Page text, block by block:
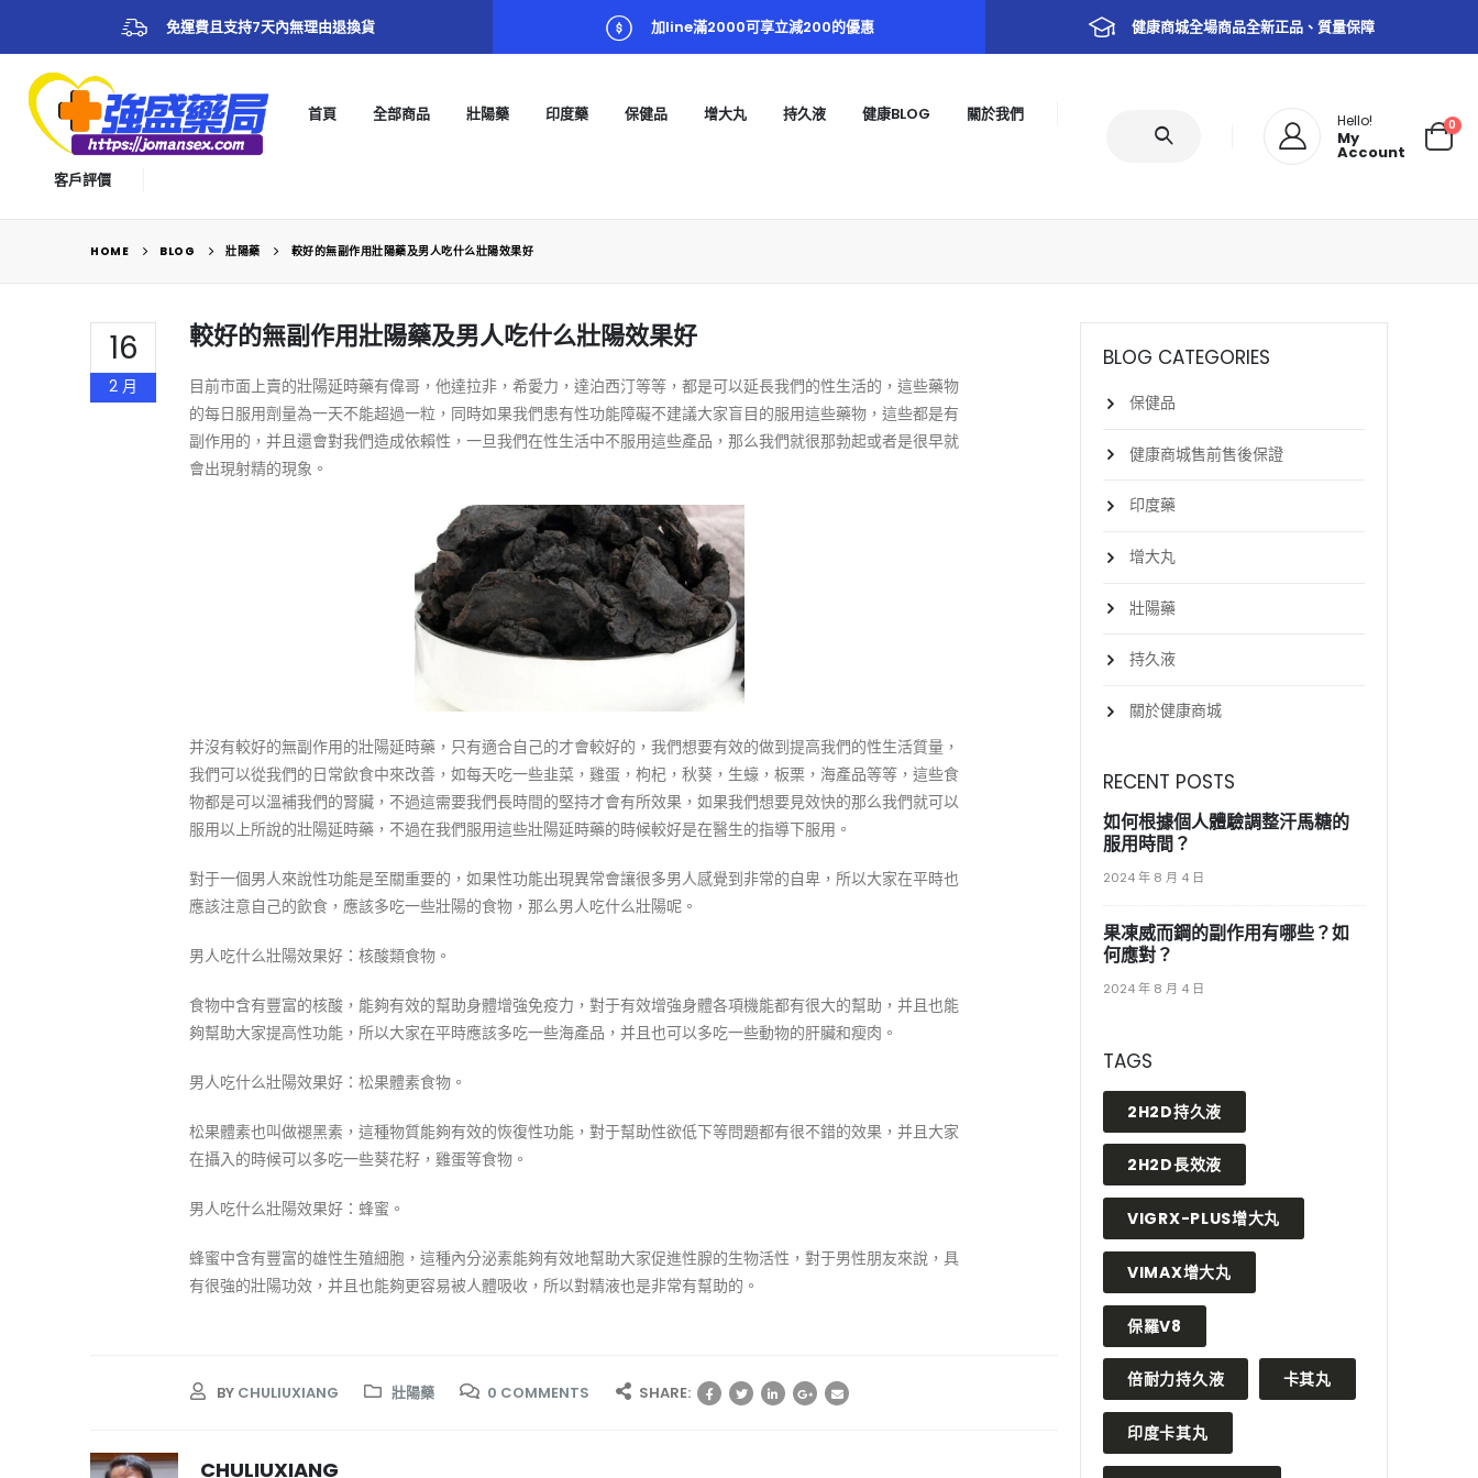
免運費且支持7天內無理由退換貨 加line滿2000可享立減200的優惠 健康商城全場商品全新正品、質量保障
首頁 全部商品 壯陽藥 印度藥 保健品 增大丸 持久液 健康BLOG 關於我們
客戶評價
Hello!
My
Account
0
HOME BLOG 壯陽藥 較好的無副作用壯陽藥及男人吃什么壯陽效果好
16
2 月
較好的無副作用壯陽藥及男人吃什么壯陽效果好
目前市面上賣的壯陽延時藥有偉哥，他達拉非，希愛力，達泊西汀等等，都是可以延長我們的性生活的，這些藥物
的每日服用劑量為一天不能超過一粒，同時如果我們患有性功能障礙不建議大家盲目的服用這些藥物，這些都是有
副作用的，并且還會對我們造成依賴性，一旦我們在性生活中不服用這些產品，那么我們就很那勃起或者是很早就
會出現射精的現象。
并沒有較好的無副作用的壯陽延時藥，只有適合自己的才會較好的，我們想要有效的做到提高我們的性生活質量，
我們可以從我們的日常飲食中來改善，如每天吃一些韭菜，雞蛋，枸杞，秋葵，生蠔，板栗，海產品等等，這些食
物都是可以溫補我們的腎臟，不過這需要我們長時間的堅持才會有所效果，如果我們想要見效快的那么我們就可以
服用以上所說的壯陽延時藥，不過在我們服用這些壯陽延時藥的時候較好是在醫生的指導下服用。
對于一個男人來說性功能是至關重要的，如果性功能出現異常會讓很多男人感覺到非常的自卑，所以大家在平時也
應該注意自己的飲食，應該多吃一些壯陽的食物，那么男人吃什么壯陽呢。
男人吃什么壯陽效果好：核酸類食物。
食物中含有豐富的核酸，能夠有效的幫助身體增強免疫力，對于有效增強身體各項機能都有很大的幫助，并且也能
夠幫助大家提高性功能，所以大家在平時應該多吃一些海產品，并且也可以多吃一些動物的肝臟和瘦肉。
男人吃什么壯陽效果好：松果體素食物。
松果體素也叫做褪黑素，這種物質能夠有效的恢復性功能，對于幫助性欲低下等問題都有很不錯的效果，并且大家
在攝入的時候可以多吃一些葵花籽，雞蛋等食物。
男人吃什么壯陽效果好：蜂蜜。
蜂蜜中含有豐富的雄性生殖細胞，這種內分泌素能夠有效地幫助大家促進性腺的生物活性，對于男性朋友來說，具
有很強的壯陽功效，并且也能夠更容易被人體吸收，所以對精液也是非常有幫助的。
BY CHULIUXIANG 壯陽藥 0 COMMENTS SHARE:
CHULIUXIANG
BLOG CATEGORIES
保健品
健康商城售前售後保證
印度藥
增大丸
壯陽藥
持久液
關於健康商城
RECENT POSTS
如何根據個人體驗調整汗馬糖的
服用時間？
2024 年 8 月 4 日
果凍威而鋼的副作用有哪些？如
何應對？
2024 年 8 月 4 日
TAGS
2H2D持久液
2H2D長效液
VIGRX-PLUS增大丸
VIMAX增大丸
保羅V8
倍耐力持久液 卡其丸
印度卡其丸